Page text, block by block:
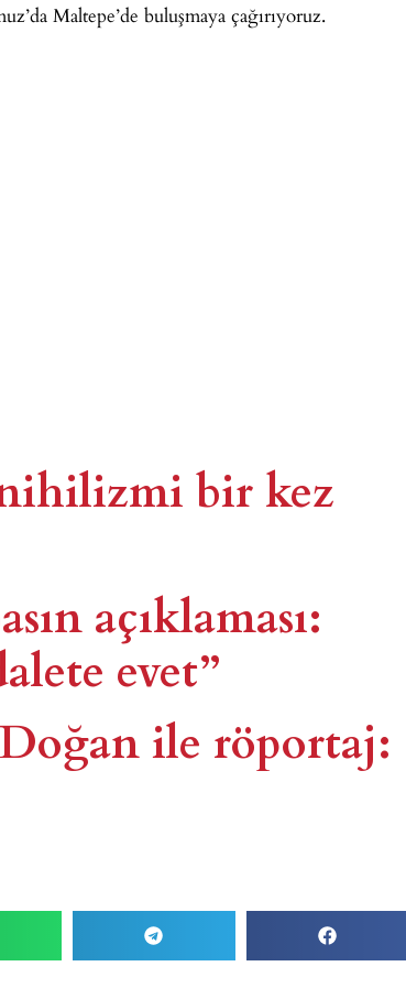
Maltepe’de buluşmaya çağırıyoruz.
bir kez
açıklaması:
evet”
ile röportaj: